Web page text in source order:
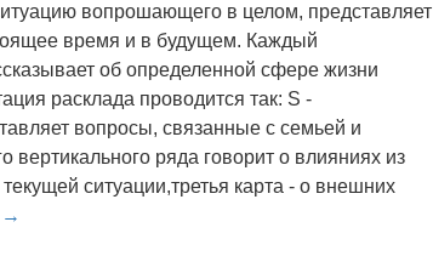
вопрошающего в целом, представляет
время и в будущем. Каждый
об определенной сфере жизни
расклада проводится так: S -
вопросы, связанные с семьей и
вертикального ряда говорит о влияниях из
ситуации,третья карта - о внешних
→